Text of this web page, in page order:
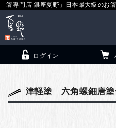
「箸専門店 銀座夏野」日本最大級のお
ログイン
津軽塗 六角螺鈿唐